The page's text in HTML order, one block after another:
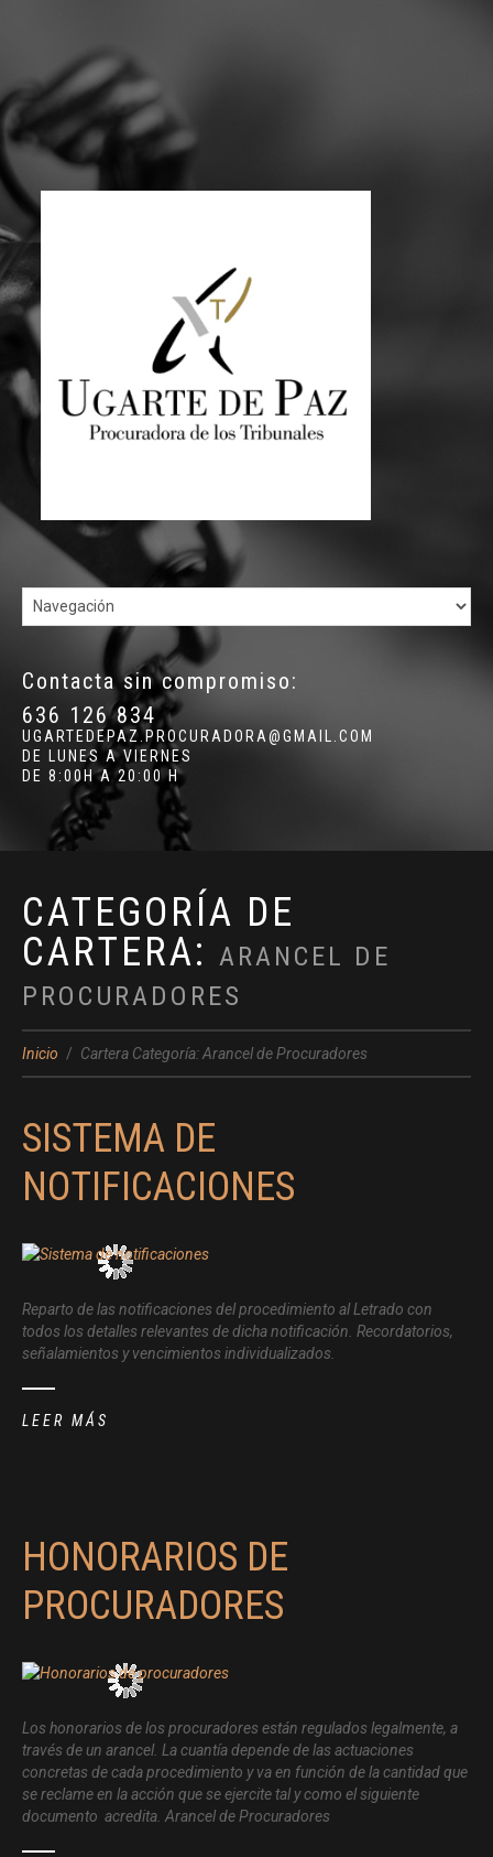
Contacta sin compromiso:
636 126 834
UGARTEDEPAZ.PROCURADORA@GMAIL.COM
DE LUNES A VIERNES
DE 8:00H A 20:00 H
CATEGORÍA DE
CARTERA: ARANCEL DE
PROCURADORES
Inicio Cartera Categoría: Arancel de Procuradores
SISTEMA DE
NOTIFICACIONES
Reparto de las notificaciones del procedimiento al Letrado con
todos los detalles relevantes de dicha notificación. Recordatorios,
señalamientos y vencimientos individualizados.
LEER MÁS
HONORARIOS DE
PROCURADORES
Los honorarios de los procuradores están regulados legalmente, a
través de un arancel. La cuantía depende de las actuaciones
concretas de cada procedimiento y va en función de la cantidad que
se reclame en la acción que se ejercite tal y como el siguiente
documento acredita. Arancel de Procuradores